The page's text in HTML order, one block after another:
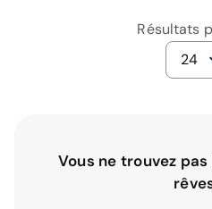
Résultats
24
Vous ne trouvez